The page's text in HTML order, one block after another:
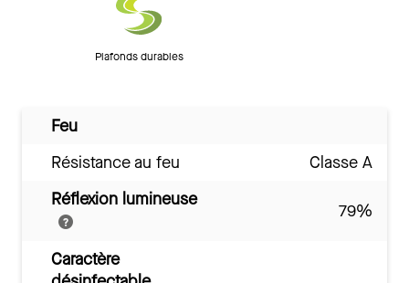
Plafonds durables
Feu
Résistance au feu
Classe A
Réflexion lumineuse
79%
Caractère